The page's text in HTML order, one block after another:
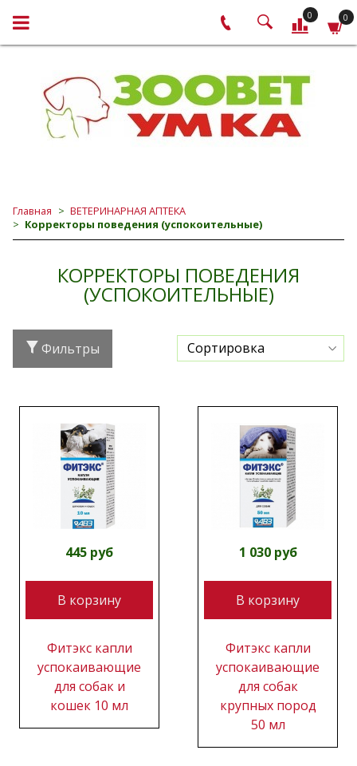
0 0
Главная
ВЕТЕРИНАРНАЯ АПТЕКА
Корректоры поведения (успокоительные)
КОРРЕКТОРЫ ПОВЕДЕНИЯ
(УСПОКОИТЕЛЬНЫЕ)
Фильтры
445 руб
В корзину
Фитэкс капли
успокаивающие
для собак и
кошек 10 мл
1 030 руб
В корзину
Фитэкс капли
успокаивающие
для собак
крупных пород
50 мл